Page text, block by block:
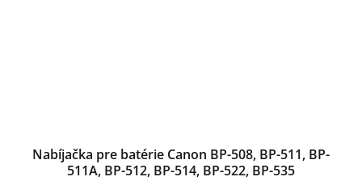
Nabíjačka pre batérie Canon BP-508, BP-511, BP-
511A, BP-512, BP-514, BP-522, BP-535